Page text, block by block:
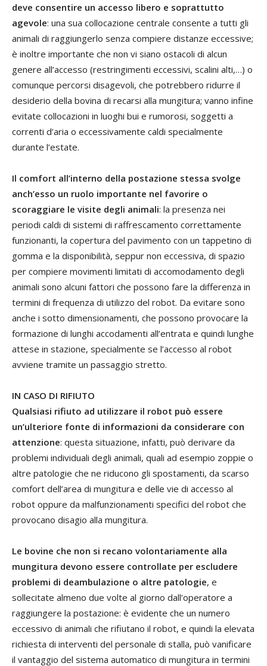
deve consentire un accesso libero e soprattutto
agevole: una sua collocazione centrale consente a tutti gli
animali di raggiungerlo senza compiere distanze eccessive;
è inoltre importante che non vi siano ostacoli di alcun
genere all’accesso (restringimenti eccessivi, scalini alti,…) o
comunque percorsi disagevoli, che potrebbero ridurre il
desiderio della bovina di recarsi alla mungitura; vanno infine
evitate collocazioni in luoghi bui e rumorosi, soggetti a
correnti d’aria o eccessivamente caldi specialmente
durante l’estate.
Il comfort all’interno della postazione stessa svolge
anch’esso un ruolo importante nel favorire o
scoraggiare le visite degli animali: la presenza nei
periodi caldi di sistemi di raffrescamento correttamente
funzionanti, la copertura del pavimento con un tappetino di
gomma e la disponibilità, seppur non eccessiva, di spazio
per compiere movimenti limitati di accomodamento degli
animali sono alcuni fattori che possono fare la differenza in
termini di frequenza di utilizzo del robot. Da evitare sono
anche i sotto dimensionamenti, che possono provocare la
formazione di lunghi accodamenti all’entrata e quindi lunghe
attese in stazione, specialmente se l’accesso al robot
avviene tramite un passaggio stretto.
IN CASO DI RIFIUTO
Qualsiasi rifiuto ad utilizzare il robot può essere
un’ulteriore fonte di informazioni da considerare con
attenzione: questa situazione, infatti, può derivare da
problemi individuali degli animali, quali ad esempio zoppie o
altre patologie che ne riducono gli spostamenti, da scarso
comfort dell’area di mungitura e delle vie di accesso al
robot oppure da malfunzionamenti specifici del robot che
provocano disagio alla mungitura.
Le bovine che non si recano volontariamente alla
mungitura devono essere controllate per escludere
problemi di deambulazione o altre patologie, e
sollecitate almeno due volte al giorno dall’operatore a
raggiungere la postazione: è evidente che un numero
eccessivo di animali che rifiutano il robot, e quindi la elevata
richiesta di interventi del personale di stalla, può vanificare
il vantaggio del sistema automatico di mungitura in termini